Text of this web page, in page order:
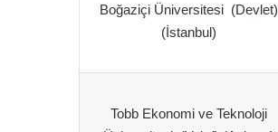
Boğaziçi Üniversitesi (Devlet)
(İstanbul)
Tobb Ekonomi ve Teknoloji